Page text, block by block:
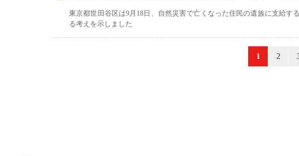
東京都世田谷区は9月18日、自然災害で亡くなった住民の遺族に支給
る考えを示しました
1 2